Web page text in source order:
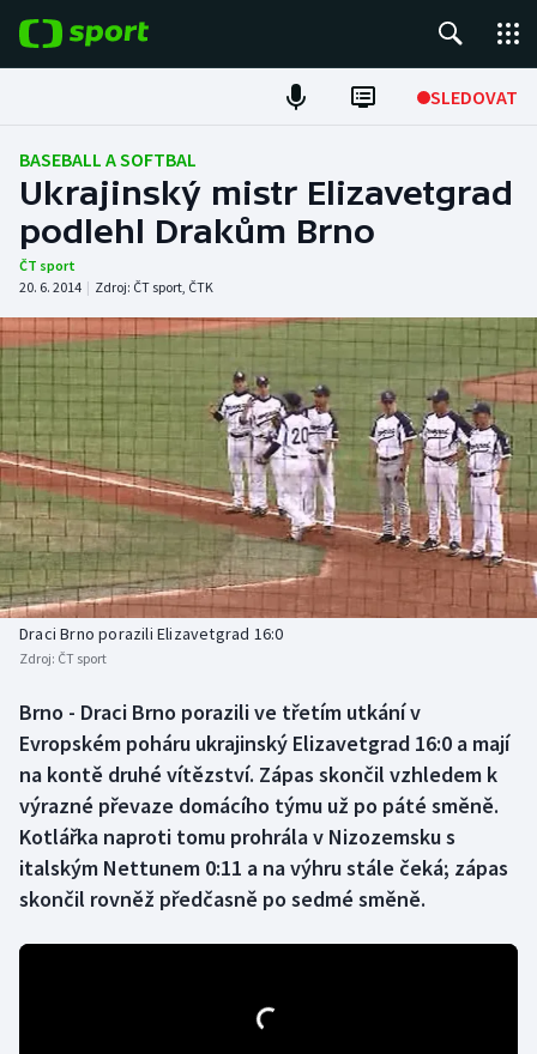
SLEDOVAT
Fotbal
Hokej
Tenis
Atletika
Cyklistika
DALŠÍ SPORTY
Americký fotbal
Baseball a softbal
Basketbal
Biatlon
Boby a skeleton
Box
Curling
Dostihy
NEPŘEHLÉDNĚTE
Soutěže
Historické návraty
Aplikace ČT sport
AZ kvíz
BASEBALL A SOFTBAL
Ukrajinský mistr Elizavetgrad
podlehl Drakům Brno
ČT sport
20. 6. 2014 | Zdroj: ČT sport, ČTK
Draci Brno porazili Elizavetgrad 16:0
Zdroj: ČT sport
Brno - Draci Brno porazili ve třetím utkání v
Evropském poháru ukrajinský Elizavetgrad 16:0 a mají
na kontě druhé vítězství. Zápas skončil vzhledem k
výrazné převaze domácího týmu už po páté směně.
Kotlářka naproti tomu prohrála v Nizozemsku s
italským Nettunem 0:11 a na výhru stále čeká; zápas
skončil rovněž předčasně po sedmé směně.